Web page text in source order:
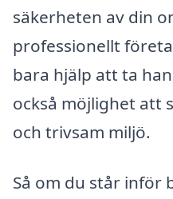
säkerheten av din
professionellt
bara hjälp att ta
också möjlighet att
och trivsam miljö.
Så om du står inför